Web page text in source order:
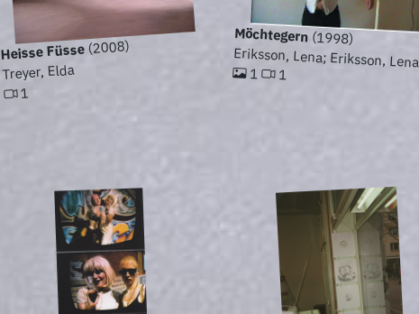
Heisse Füsse(2008)
Treyer, Elda
1
Möchtegern(1998)
Eriksson, Lena; Eriksson, Lena
1 1